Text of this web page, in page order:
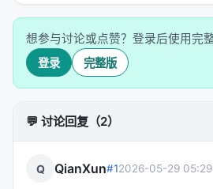
果后面发现某个fold决策有问题
突然又需要了），Self-GC做动态
关节点，局部展开，重新计算上
协议约束归一化
——Agent发了请求但结果还没回
想参与讨论或点赞？登录后使用完
登录 完整版
💬 讨论回复（2）
Q QianXun#12026-05-29 05:29